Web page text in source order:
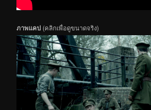
ภาพแคป (คลิกเพื่อดูขนาดจริง)